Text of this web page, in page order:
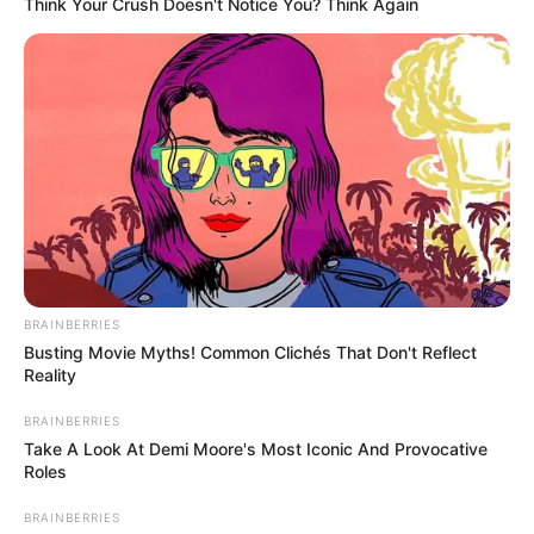
Think Your Crush Doesn't Notice You? Think Again
BRAINBERRIES
Busting Movie Myths! Common Clichés That Don't Reflect
Reality
BRAINBERRIES
Take A Look At Demi Moore's Most Iconic And Provocative
Roles
BRAINBERRIES